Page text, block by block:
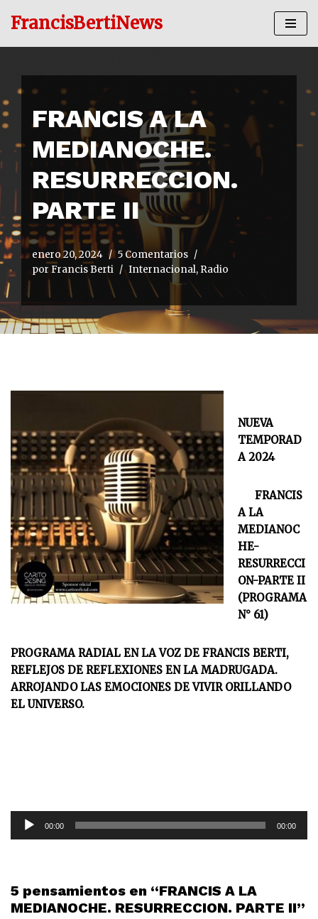
contenido
FrancisBertiNews
FRANCIS A LA
MEDIANOCHE.
RESURRECCION.
PARTE II
enero 20, 2024
5 Comentarios
por Francis Berti Internacional, Radio
NUEVA
TEMPORAD
A 2024
FRANCIS
A LA
MEDIANOC
HE-
RESURRECCI
ON-PARTE II
(PROGRAMA
N° 61)
PROGRAMA RADIAL EN LA VOZ DE FRANCIS BERTI,
REFLEJOS DE REFLEXIONES EN LA MADRUGADA.
ARROJANDO LAS EMOCIONES DE VIVIR ORILLANDO
EL UNIVERSO.
o
d
00:00 00:00
5 pensamientos en “FRANCIS A LA
MEDIANOCHE. RESURRECCION. PARTE II”